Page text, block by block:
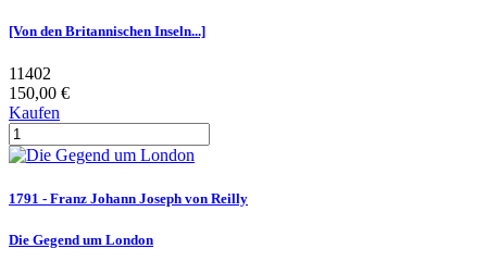
[Von den Britannischen Inseln...]
11402
150,00 €
Kaufen
1791 - Franz Johann Joseph von Reilly
Die Gegend um London